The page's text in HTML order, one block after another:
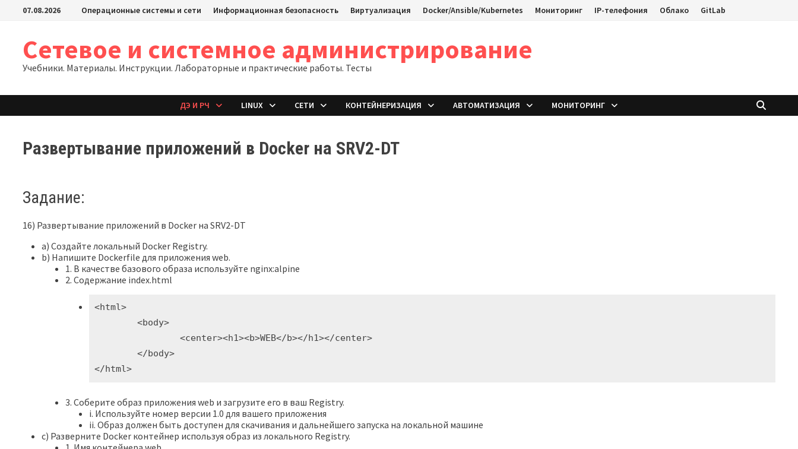
Перейти07.08.2026 Операционные системы и сети Информационная безопасность Виртуализация Docker/Ansible/Kubernetes Мониторинг IP-телефония Облако GitLab
Сетевое и системное администрирование
Учебники. Материалы. Инструкции. Лабораторные и практические работы. Тесты
ДЭ И РЧ LINUX СЕТИ КОНТЕЙНЕРИЗАЦИЯ АВТОМАТИЗАЦИЯ МОНИТОРИНГ
Развертывание приложений в Docker на SRV2-DT
Задание:
16) Развертывание приложений в Docker на SRV2-DT
a) Создайте локальный Docker Registry.
b) Напишите Dockerfile для приложения web.
1. В качестве базового образа используйте nginx:alpine
2. Содержание index.html
<html>
	<body>
		<center><h1><b>WEB</b></h1></center>
	</body>
</html>
3. Соберите образ приложения web и загрузите его в ваш Registry.
i. Используйте номер версии 1.0 для вашего приложения
ii. Образ должен быть доступен для скачивания и дальнейшего запуска на локальной машине
c) Разверните Docker контейнер используя образ из локального Registry.